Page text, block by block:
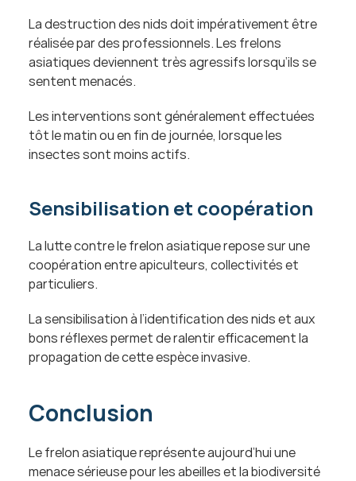
La destruction des nids doit impérativement être
réalisée par des professionnels. Les frelons
asiatiques deviennent très agressifs lorsqu’ils se
sentent menacés.
Les interventions sont généralement effectuées
tôt le matin ou en fin de journée, lorsque les
insectes sont moins actifs.
Sensibilisation et coopération
La lutte contre le frelon asiatique repose sur une
coopération entre apiculteurs, collectivités et
particuliers.
La sensibilisation à l’identification des nids et aux
bons réflexes permet de ralentir efficacement la
propagation de cette espèce invasive.
Conclusion
Le frelon asiatique représente aujourd’hui une
menace sérieuse pour les abeilles et la biodiversité